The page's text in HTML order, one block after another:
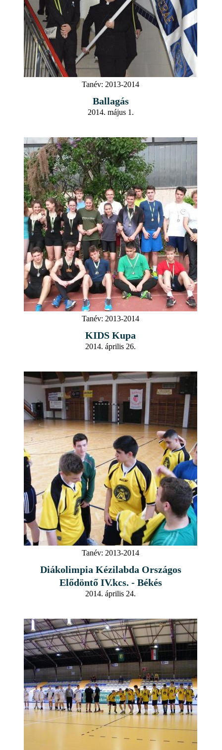
Tanév: 2013-2014
Ballagás
2014. május 1.
Tanév: 2013-2014
KIDS Kupa
2014. április 26.
Tanév: 2013-2014
Diákolimpia Kézilabda Országos
Elődöntő IV.kcs. - Békés
2014. április 24.